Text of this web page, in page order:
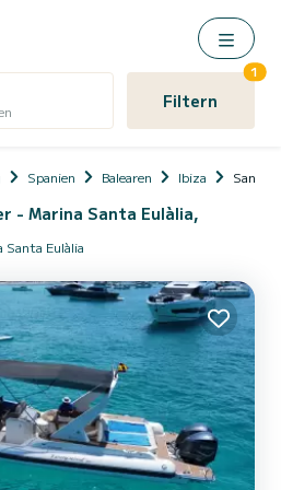
Filtern
1
Spanien Balearen Ibiza Santa
- Marina Santa Eulàlia,
Eulàlia